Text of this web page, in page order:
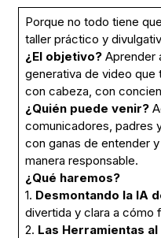
Porque no todo tiene
taller práctico y
¿El objetivo? Aprender
generativa de video que
con cabeza, con
¿Quién puede venir?
comunicadores, padres
con ganas de entender
manera responsable.
¿Qué haremos?
1. Desmontando la IA
divertida y clara a cómo
2. Las Herramientas